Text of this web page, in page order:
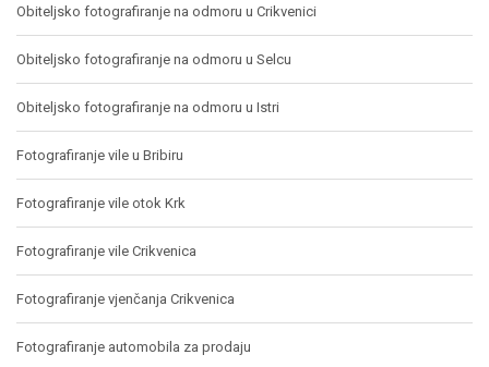
Obiteljsko fotografiranje na odmoru u Crikvenici
Obiteljsko fotografiranje na odmoru u Selcu
Obiteljsko fotografiranje na odmoru u Istri
Fotografiranje vile u Bribiru
Fotografiranje vile otok Krk
Fotografiranje vile Crikvenica
Fotografiranje vjenčanja Crikvenica
Fotografiranje automobila za prodaju